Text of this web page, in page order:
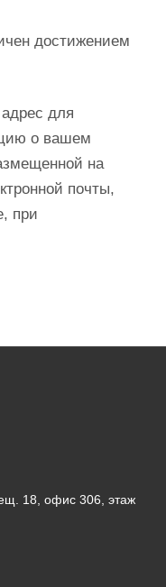
для
о вашем
на
почты,
при
достижением
18, офис 306, этаж